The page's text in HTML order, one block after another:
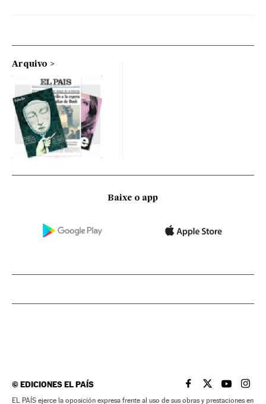
Arquivo
Baixe o app
©EDICIONES EL PAÍS EL PAÍS BRASIL EN
EL PAÍSEL PAÍS
EL
EL PAÍS ejerce la oposición expresa frente al uso de sus obras y prestaciones en